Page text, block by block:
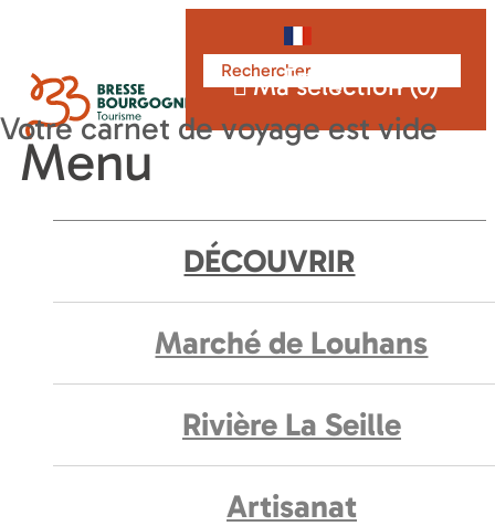
Français
Ma sélection (0)
Menu
DÉCOUVRIR
Marché de Louhans
Rivière La Seille
Artisanat